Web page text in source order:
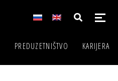
PREDUZETNIŠTVO KARIJERA